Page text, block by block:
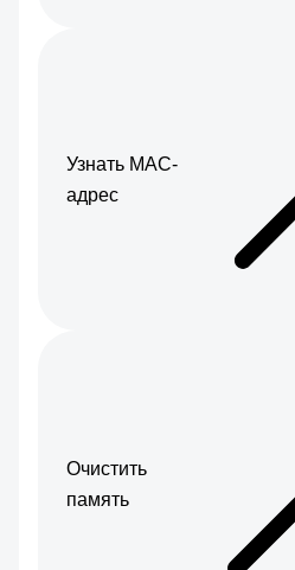
Узнать МАС-
адрес
Очистить
память